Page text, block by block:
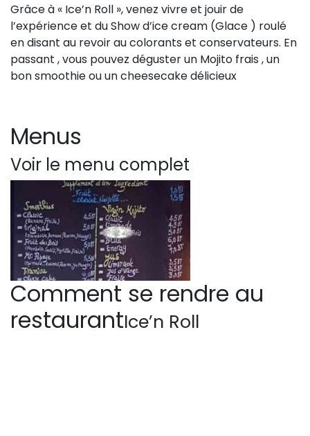
Grâce à « Ice’n Roll », venez vivre et jouir de
l’expérience et du Show d’ice cream (Glace ) roulé
en disant au revoir au colorants et conservateurs. En
passant , vous pouvez déguster un Mojito frais , un
bon smoothie ou un cheesecake délicieux
Menus
Voir le menu complet
Comment se rendre au
restaurantIce’n Roll